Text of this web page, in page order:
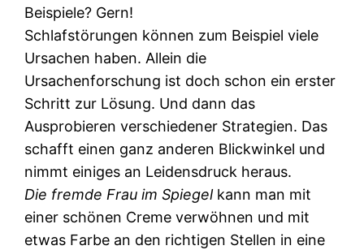
Beispiele? Gern!
Schlafstörungen können zum Beispiel viele
Ursachen haben. Allein die
Ursachenforschung ist doch schon ein erster
Schritt zur Lösung. Und dann das
Ausprobieren verschiedener Strategien. Das
schafft einen ganz anderen Blickwinkel und
nimmt einiges an Leidensdruck heraus.
Die fremde Frau im Spiegelkann man mit
einer schönen Creme verwöhnen und mit
etwas Farbe an den richtigen Stellen in eine